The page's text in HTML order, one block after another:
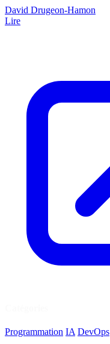
David Drugeon-Hamon
Lire
Programmation IA DevOps